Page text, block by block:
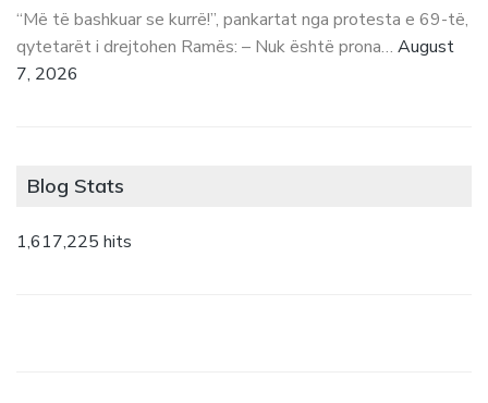
“Më të bashkuar se kurrë!”, pankartat nga protesta e 69-të,
qytetarët i drejtohen Ramës: – Nuk është prona… August
7, 2026
Blog Stats
1,617,225 hits